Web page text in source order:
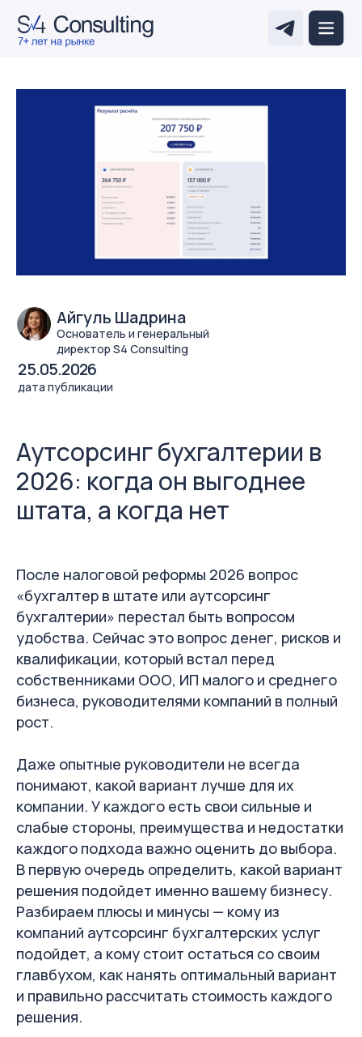
Айгуль Шадрина
дата публикации
Аутсорсинг бухгалтерии в
2026: когда он выгоднее
штата, а когда нет
После налоговой реформы 2026 вопрос
«бухгалтер в штате или аутсорсинг
бухгалтерии» перестал быть вопросом
удобства. Сейчас это вопрос денег, рисков и
квалификации, который встал перед
собственниками ООО, ИП малого и среднего
бизнеса, руководителями компаний в полный
рост.
Даже опытные руководители не всегда
понимают, какой вариант лучше для их
компании. У каждого есть свои сильные и
слабые стороны, преимущества и недостатки
каждого подхода важно оценить до выбора.
В первую очередь определить, какой вариант
решения подойдет именно вашему бизнесу.
Разбираем плюсы и минусы — кому из
компаний аутсорсинг бухгалтерских услуг
подойдет, а кому стоит остаться со своим
главбухом, как нанять оптимальный вариант
и правильно рассчитать стоимость каждого
решения.